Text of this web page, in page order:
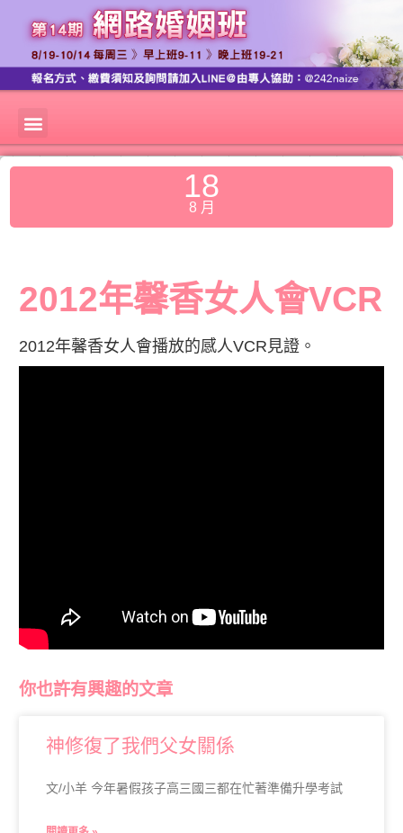
18
8 月
2012年馨香女人會VCR
2012年馨香女人會播放的感人VCR見證。
你也許有興趣的文章
神修復了我們父女關係
文/小羊 今年暑假孩子高三國三都在忙著準備升學考試